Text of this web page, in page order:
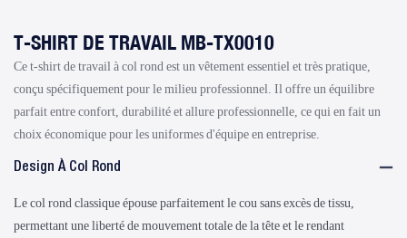
T-SHIRT DE TRAVAIL MB-TX0010
Ce t-shirt de travail à col rond est un vêtement essentiel et très pratique,
conçu spécifiquement pour le milieu professionnel. Il offre un équilibre
parfait entre confort, durabilité et allure professionnelle, ce qui en fait un
choix économique pour les uniformes d'équipe en entreprise.
Design À Col Rond
Le col rond classique épouse parfaitement le cou sans excès de tissu,
permettant une liberté de mouvement totale de la tête et le rendant